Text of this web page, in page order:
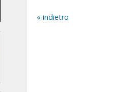
indietro